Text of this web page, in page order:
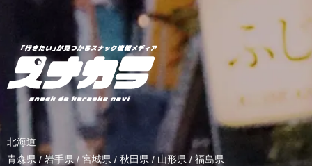
北海道
青森県 / 岩手県/ 宮城県 / 秋田県 / 山形県/ 福島県